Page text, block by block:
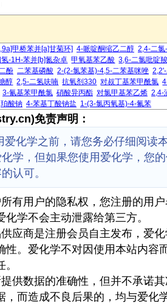
甲桥苯并[a]甘菊环] 4-哌啶酮缩乙二醇 2,4-二氯
-1H-苯并[b]氮杂卓 甲氧基苯乙酸 3,6-二氯吡啶
酚 二苯基磷酸 2-(2-氯苯基)-4,5-二苯基咪唑
醇 2,5-二氢呋喃 抗氧剂330 对叔丁基苯甲酰氯
3-氰基苯甲酰氯 硝酸异丙酯 对氯甲基苯乙烯 2,4-
珀酸钠 4-苯基丁酸钠盐 1-(3-氯丙氧基)-4-氟苯
免责声明：
爱化学之前，请您务必仔细阅读
学，但如果您使用爱化学，您
认可。
有用户的隐私权，您注册的用
学不会主动泄露给第三方。
应商是注册会员自主发布，爱
性。爱化学不对因使用本站内容
供数据的准确性，但并不承诺
，而造成不良后果的，均与爱化